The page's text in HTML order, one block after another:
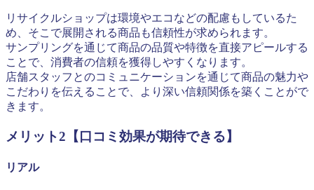
リサイクルショップは環境やエコなどの配慮もしているた
め、そこで展開される商品も信頼性が求められます。
サンプリングを通じて商品の品質や特徴を直接アピールする
ことで、消費者の信頼を獲得しやすくなります。
店舗スタッフとのコミュニケーションを通じて商品の魅力や
こだわりを伝えることで、より深い信頼関係を築くことがで
きます。
メリット2【口コミ効果が期待できる】
リアル